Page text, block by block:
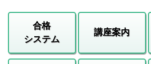
合格
システム
講座案内